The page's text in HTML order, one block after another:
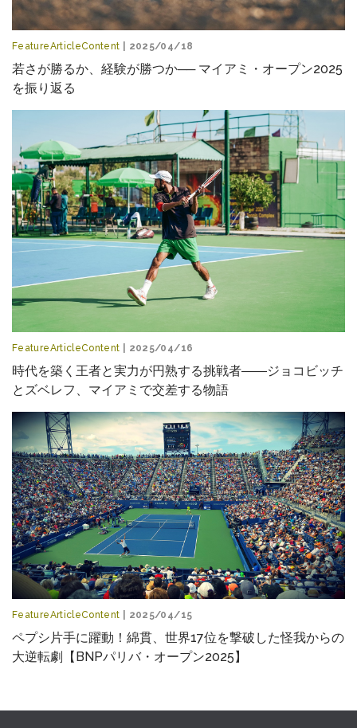
FeatureArticleContent | 2025/04/18
若さが勝るか、経験が勝つか── マイアミ・オープン2025
を振り返る
FeatureArticleContent | 2025/04/16
時代を築く王者と実力が円熟する挑戦者――ジョコビッチ
とズベレフ、マイアミで交差する物語
FeatureArticleContent | 2025/04/15
ペプシ片手に躍動！綿貫、世界17位を撃破した怪我からの
大逆転劇【BNPパリバ・オープン2025】